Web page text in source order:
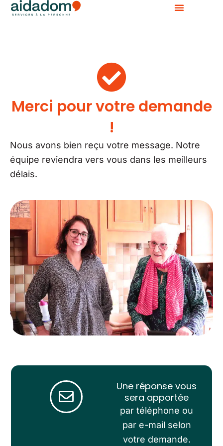
Aller
Merci pour votre demande
!
Nous avons bien reçu votre message. Notre
équipe reviendra vers vous dans les meilleurs
délais.
Une réponse vous
sera apportée
par téléphone ou
par e-mail selon
votre demande.